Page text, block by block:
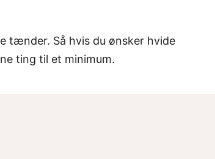
tænder. Så hvis du ønsker hvide
ting til et minimum.